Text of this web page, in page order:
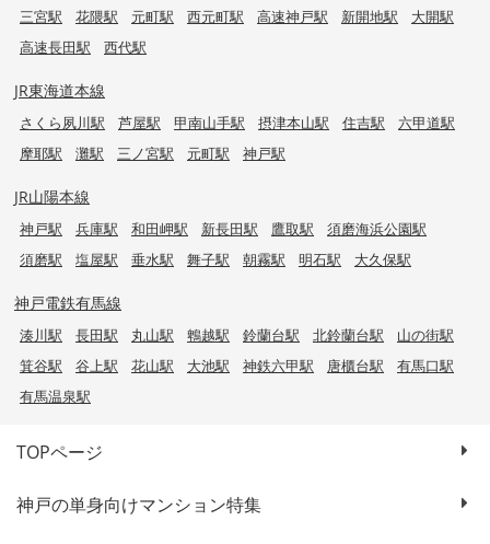
三宮駅 花隈駅 元町駅 西元町駅 高速神戸駅 新開地駅
大開駅
高速長田駅
西代駅
JR東海道本線
さくら夙川駅 芦屋駅 甲南山手駅 摂津本山駅 住吉駅
六甲道駅
摩耶駅
灘駅 三ノ宮駅 元町駅 神戸駅
JR山陽本線
神戸駅 兵庫駅 和田岬駅 新長田駅 鷹取駅
須磨海浜公園駅
須磨駅
塩屋駅 垂水駅 舞子駅 朝霧駅 明石駅 大久保駅
神戸電鉄有馬線
湊川駅 長田駅 丸山駅 鵯越駅 鈴蘭台駅 北鈴蘭台駅
山の街駅
箕谷駅
谷上駅 花山駅 大池駅 神鉄六甲駅 唐櫃台駅
有馬口駅
有馬温泉駅
TOPページ
神戸の単身向けマンション特集